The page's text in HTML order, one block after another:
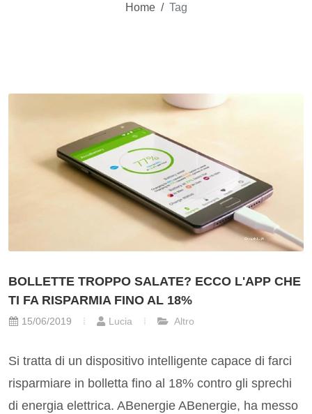
Home / Tag
BOLLETTE TROPPO SALATE? ECCO L'APP CHE
TI FA RISPARMIA FINO AL 18%
15/06/2019 Lucia Altro
Si tratta di un dispositivo intelligente capace di farci
risparmiare in bolletta fino al 18% contro gli sprechi
di energia elettrica. ABenergie ABenergie, ha messo